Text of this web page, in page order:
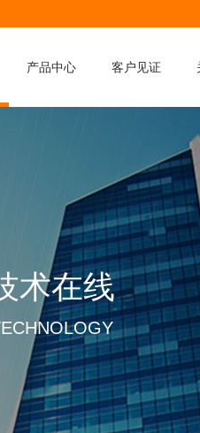
产品中心
滤袋式脂肪测定仪
水解脂肪测定仪
消解仪
全自动消解仪
液液萃取仪
智能蒸馏仪
粗纤维测定仪
阳离子交换量测定仪
客户见证
术在线